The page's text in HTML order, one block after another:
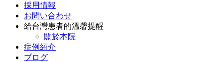
採用情報
お問い合わせ
給台灣患者的溫馨提醒
關於本院
症例紹介
ブログ